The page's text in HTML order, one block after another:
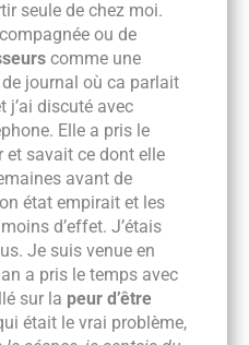
seule de chez moi.
ou de
comme une
de journal où ca parlait
j’ai discuté avec
Elle a pris le
et savait ce dont elle
avant de
état empirait et les
d’effet. J’étais
Je suis venue en
a pris le temps avec
sur la peur d’être
était le vrai problème,